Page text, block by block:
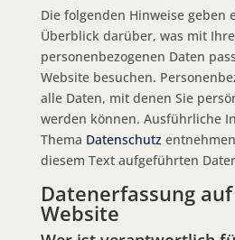
Die folgenden Hinweise geben
Überblick darüber, was mit
personenbezogenen Daten
Website besuchen.
alle Daten, mit denen Sie
werden können. Ausführliche
Thema Datenschutz
diesem Text aufgeführten
Datenerfassung
Website